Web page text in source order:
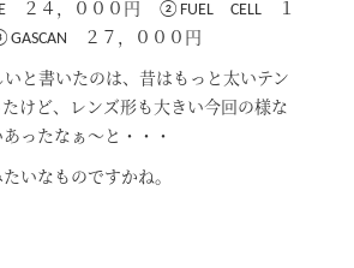
２４，０００円 ②FUEL CELL １
２７，０００円
と書いたのは、昔はもっと太いテン
けど、レンズ形も大きい今回の様な
ったなぁ～と・・・
いなものですかね。